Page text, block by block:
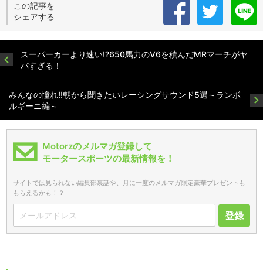
この記事を
シェアする
スーパーカーより速い!?650馬力のV6を積んだMRマーチがヤ
バすぎる！
みんなの憧れ!!朝から聞きたいレーシングサウンド5選～ランボ
ルギーニ編～
Motorzのメルマガ登録して
モータースポーツの最新情報を！
サイトでは見られない編集部裏話や、月に一度のメルマガ限定豪華プレゼントも
もらえるかも！？
登録